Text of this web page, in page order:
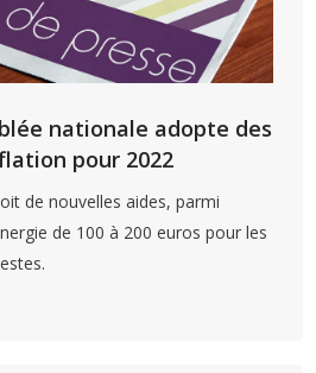
nationale adopte des
pour 2022
de nouvelles aides, parmi
de 100 à 200 euros pour les